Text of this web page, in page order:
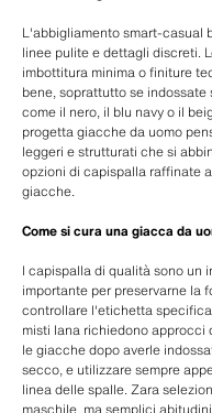
L'abbigliamento smart-casual
linee pulite e dettagli discreti.
imbottitura minima o finiture
bene, soprattutto se
come il nero, il blu navy o il
progetta giacche da uomo
leggeri e strutturati che si
opzioni di capispalla raffinate
giacche.
Come si cura una giacca da
I capispalla di qualità sono un
importante per preservarne la
controllare l'etichetta
misti lana richiedono approcci
le giacche dopo averle
secco, e utilizzare sempre
linea delle spalle. Zara
maschile, ma semplici